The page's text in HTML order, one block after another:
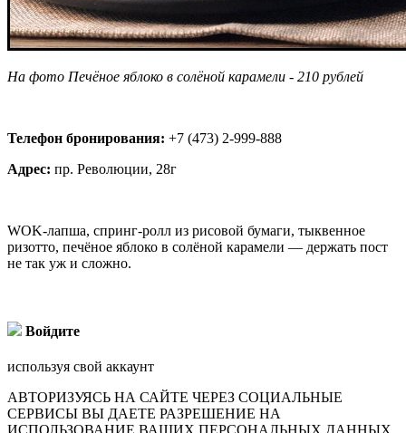
На фото Печёное яблоко в солёной карамели - 210 рублей
Телефон бронирования: +7 (473) 2-999-888
Адрес: пр. Революции, 28г
WOK-лапша, спринг-ролл из рисовой бумаги, тыквенное
ризотто, печёное яблоко в солёной карамели — держать пост
не так уж и сложно.
Войдите
используя свой аккаунт
АВТОРИЗУЯСЬ НА САЙТЕ ЧЕРЕЗ СОЦИАЛЬНЫЕ
СЕРВИСЫ ВЫ ДАЕТЕ РАЗРЕШЕНИЕ НА